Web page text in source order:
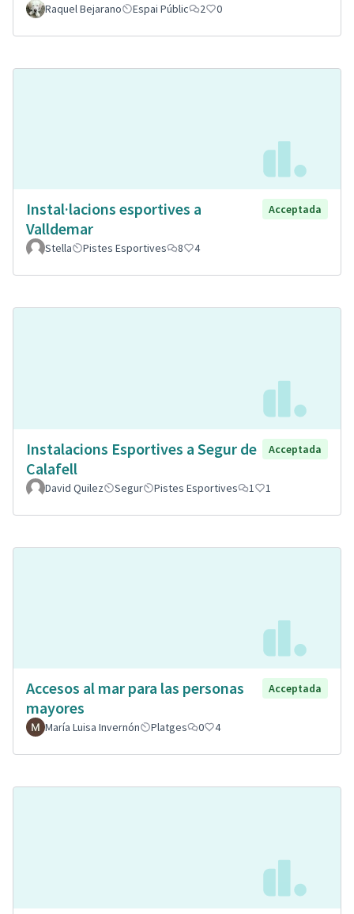
Raquel Bejarano Espai Públic 2 0
Instal·lacions esportives a
Valldemar
Acceptada
Stella Pistes Esportives 8 4
Instalacions Esportives a Segur de
Calafell
Acceptada
David Quilez Segur Pistes Esportives 1 1
Accesos al mar para las personas
mayores
Acceptada
María Luisa Invernón Platges 0 4